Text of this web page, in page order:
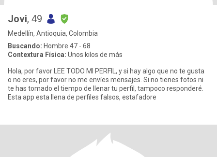
Jovi, 49
Medellín, Antioquia, Colombia
Buscando: Hombre 47 - 68
Contextura Física: Unos kilos de más
Hola, por favor LEE TODO MI PERFIL, y si hay algo que no te gusta
o no eres, por favor no me envíes mensajes. Si no tienes fotos ni
te has tomado el tiempo de llenar tu perfil, tampoco responderé.
Esta app esta llena de perfiles falsos, estafadore